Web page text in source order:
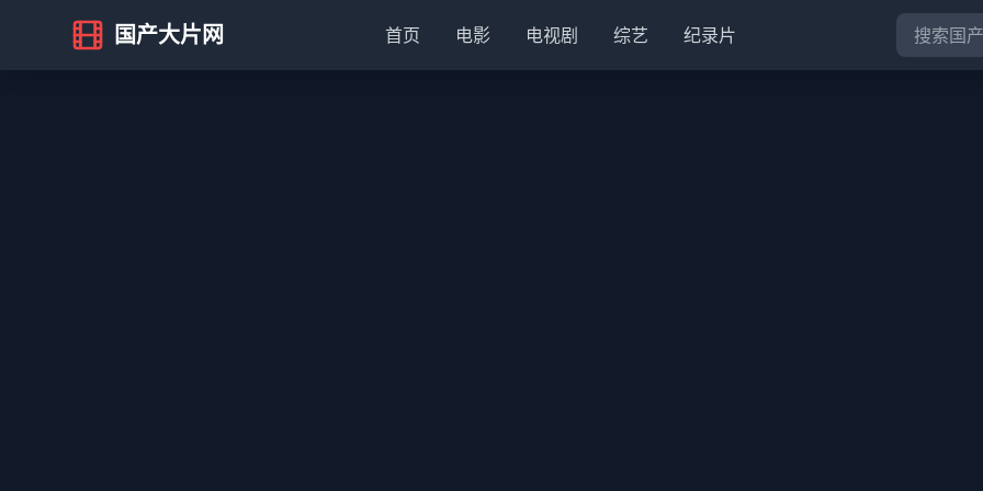
国产大片网 首页 电影 电视剧 综艺 纪录片